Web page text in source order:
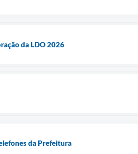
da LDO 2026
da Prefeitura